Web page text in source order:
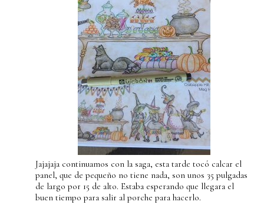
Jajajaja continuamos con la saga, esta tarde tocó calcar el
panel, que de pequeño no tiene nada, son unos 35 pulgadas
de largo por 15 de alto. Estaba esperando que llegara el
buen tiempo para salir al porche para hacerlo.